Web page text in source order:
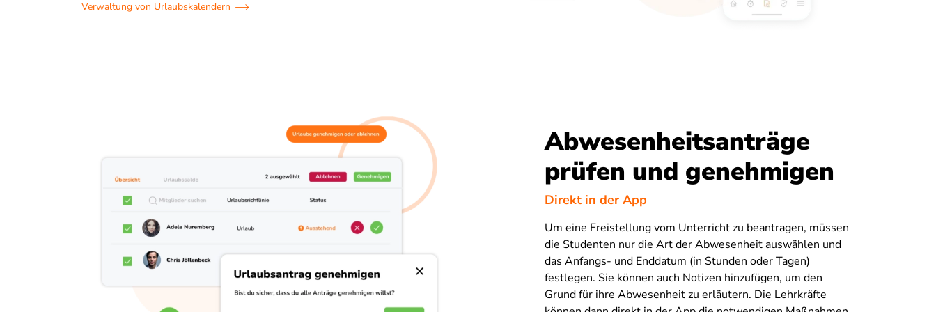
Verwaltung von Urlaubskalendern
Abwesenheitsanträge
prüfen und genehmigen
Direkt in der App
Um eine Freistellung vom Unterricht zu beantragen, müssen
die Studenten nur die Art der Abwesenheit auswählen und
das Anfangs- und Enddatum (in Stunden oder Tagen)
festlegen. Sie können auch Notizen hinzufügen, um den
Grund für ihre Abwesenheit zu erläutern. Die Lehrkräfte